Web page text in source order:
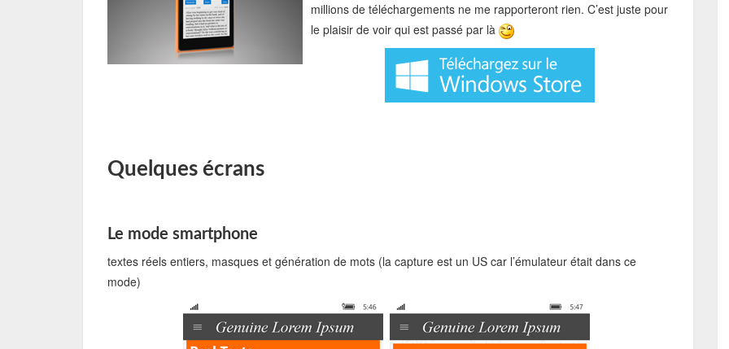
millions de téléchargements ne me rapporteront rien. C’est juste pour
le plaisir de voir qui est passé par là
Quelques écrans
Le mode smartphone
textes réels entiers, masques et génération de mots (la capture est un US car l’émulateur était dans ce
mode)